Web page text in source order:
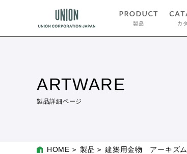
ARTWARE
製品詳細ページ
HOME 製品 建築用金物 アーキズム